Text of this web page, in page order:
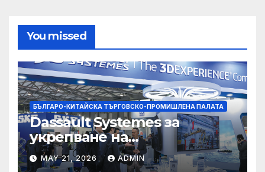
You missed
БЪЛГАРО-КИТАЙСКА ТЪРГОВСКО-ПРОМИШЛЕНА ПАЛАТА
Dassault Systemes за
укрепване на
изграждането на AI
екосистема в Китай
MAY 21, 2026 ADMIN